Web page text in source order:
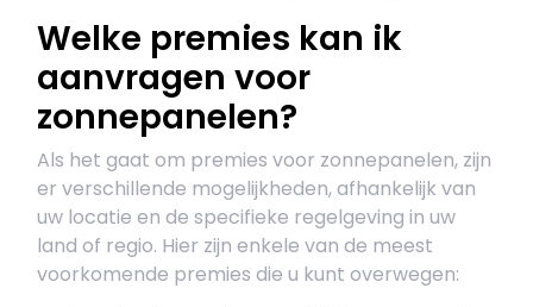
Welke premies kan ik
aanvragen voor
zonnepanelen?
Als het gaat om premies voor zonnepanelen, zijn
er verschillende mogelijkheden, afhankelijk van
uw locatie en de specifieke regelgeving in uw
land of regio. Hier zijn enkele van de meest
voorkomende premies die u kunt overwegen: